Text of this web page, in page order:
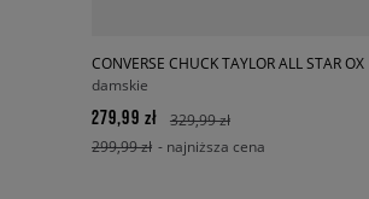
CONVERSE CHUCK TAYLOR ALL STAR OX
damskie
279,99 zł
329,99 zł
299,99 zł - najniższa cena